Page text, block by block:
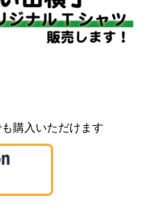
購入いただけます